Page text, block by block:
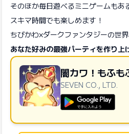
そのほか毎日遊べるミニゲームもあ
スキマ時間でも楽しめます！
ちびかわ×ダークファンタジーの世界
あなた好みの最強パーティを作り上
闇カワ！もふも
SEVEN CO., LTD.